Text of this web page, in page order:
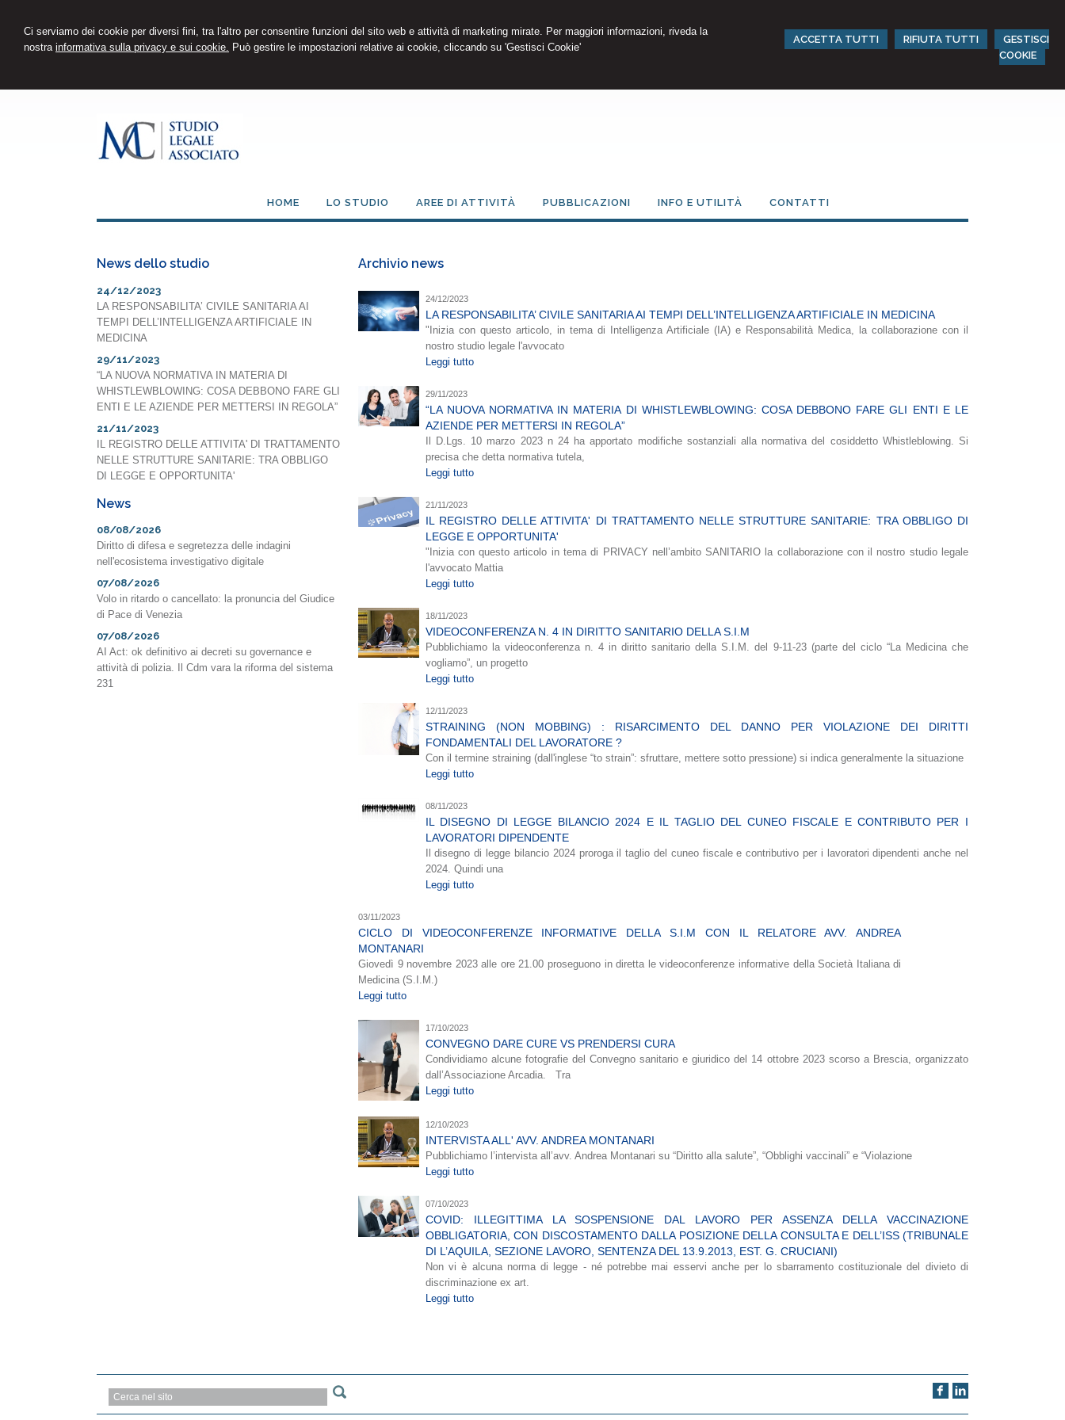
Ci serviamo dei cookie per diversi fini, tra l'altro per consentire funzioni del sito web e attività di marketing mirate. Per maggiori informazioni, riveda la
nostra informativa sulla privacy e sui cookie. Può gestire le impostazioni relative ai cookie, cliccando su 'Gestisci Cookie'
ACCETTA TUTTI RIFIUTA TUTTI
GESTISCI
COOKIE
HOME LO STUDIO AREE DI ATTIVITÀ PUBBLICAZIONI INFO E UTILITÀ CONTATTI
Archivio news
24/12/2023
LA RESPONSABILITA’ CIVILE SANITARIA AI TEMPI DELL’INTELLIGENZA ARTIFICIALE IN MEDICINA
"Inizia con questo articolo, in tema di Intelligenza Artificiale (IA) e Responsabilità Medica, la collaborazione con il
nostro studio legale l'avvocato
Leggi tutto
29/11/2023
“LA NUOVA NORMATIVA IN MATERIA DI WHISTLEWBLOWING: COSA DEBBONO FARE GLI ENTI E LE
AZIENDE PER METTERSI IN REGOLA”
Il D.Lgs. 10 marzo 2023 n 24 ha apportato modifiche sostanziali alla normativa del cosiddetto Whistleblowing. Si
precisa che detta normativa tutela,
Leggi tutto
21/11/2023
IL REGISTRO DELLE ATTIVITA' DI TRATTAMENTO NELLE STRUTTURE SANITARIE: TRA OBBLIGO DI
LEGGE E OPPORTUNITA'
"Inizia con questo articolo in tema di PRIVACY nell’ambito SANITARIO la collaborazione con il nostro studio legale
l'avvocato Mattia
Leggi tutto
18/11/2023
VIDEOCONFERENZA N. 4 IN DIRITTO SANITARIO DELLA S.I.M
Pubblichiamo la videoconferenza n. 4 in diritto sanitario della S.I.M. del 9-11-23 (parte del ciclo “La Medicina che
vogliamo”, un progetto
Leggi tutto
12/11/2023
STRAINING (NON MOBBING) : RISARCIMENTO DEL DANNO PER VIOLAZIONE DEI DIRITTI
FONDAMENTALI DEL LAVORATORE ?
Con il termine straining (dall'inglese “to strain”: sfruttare, mettere sotto pressione) si indica generalmente la situazione
Leggi tutto
08/11/2023
IL DISEGNO DI LEGGE BILANCIO 2024 E IL TAGLIO DEL CUNEO FISCALE E CONTRIBUTO PER I
LAVORATORI DIPENDENTE
Il disegno di legge bilancio 2024 proroga il taglio del cuneo fiscale e contributivo per i lavoratori dipendenti anche nel
2024. Quindi una
Leggi tutto
03/11/2023
CICLO DI VIDEOCONFERENZE INFORMATIVE DELLA S.I.M CON IL RELATORE AVV. ANDREA
MONTANARI
Giovedì 9 novembre 2023 alle ore 21.00 proseguono in diretta le videoconferenze informative della Società Italiana di
Medicina (S.I.M.)
Leggi tutto
17/10/2023
CONVEGNO DARE CURE VS PRENDERSI CURA
Condividiamo alcune fotografie del Convegno sanitario e giuridico del 14 ottobre 2023 scorso a Brescia, organizzato
dall’Associazione Arcadia. Tra
Leggi tutto
12/10/2023
INTERVISTA ALL' AVV. ANDREA MONTANARI
Pubblichiamo l’intervista all’avv. Andrea Montanari su “Diritto alla salute”, “Obblighi vaccinali” e “Violazione
Leggi tutto
07/10/2023
COVID: ILLEGITTIMA LA SOSPENSIONE DAL LAVORO PER ASSENZA DELLA VACCINAZIONE
OBBLIGATORIA, CON DISCOSTAMENTO DALLA POSIZIONE DELLA CONSULTA E DELL’ISS (TRIBUNALE
DI L’AQUILA, SEZIONE LAVORO, SENTENZA DEL 13.9.2013, EST. G. CRUCIANI)
Non vi è alcuna norma di legge - né potrebbe mai esservi anche per lo sbarramento costituzionale del divieto di
discriminazione ex art.
Leggi tutto
News dello studio
24/12/2023
LA RESPONSABILITA’ CIVILE SANITARIA AI
TEMPI DELL’INTELLIGENZA ARTIFICIALE IN
MEDICINA
29/11/2023
“LA NUOVA NORMATIVA IN MATERIA DI
WHISTLEWBLOWING: COSA DEBBONO FARE GLI
ENTI E LE AZIENDE PER METTERSI IN REGOLA”
21/11/2023
IL REGISTRO DELLE ATTIVITA' DI TRATTAMENTO
NELLE STRUTTURE SANITARIE: TRA OBBLIGO
DI LEGGE E OPPORTUNITA'
News
08/08/2026
Diritto di difesa e segretezza delle indagini
nell'ecosistema investigativo digitale
07/08/2026
Volo in ritardo o cancellato: la pronuncia del Giudice
di Pace di Venezia
07/08/2026
AI Act: ok definitivo ai decreti su governance e
attività di polizia. Il Cdm vara la riforma del sistema
231